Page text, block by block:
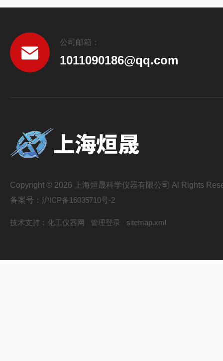
公司邮箱：
1011090186@qq.com
Copyright © 2026 上海烜晟科学仪器有限公司 Al Rights
备案号： 沪ICP备16035710号-2
技术支持： 化工仪器网 管理登录 sitemap.xml